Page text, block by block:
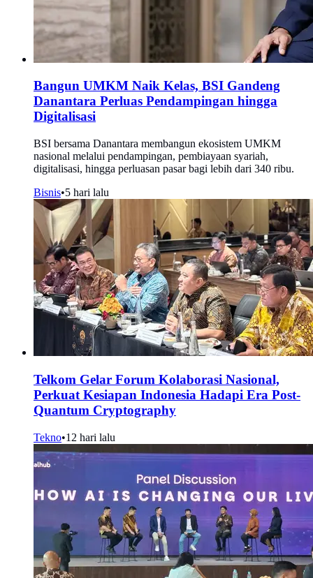
Bangun UMKM Naik Kelas, BSI Gandeng
Danantara Perluas Pendampingan hingga
Digitalisasi
BSI bersama Danantara membangun ekosistem UMKM
nasional melalui pendampingan, pembiayaan syariah,
digitalisasi, hingga perluasan pasar bagi lebih dari 340 ribu.
Bisnis•5 hari lalu
Telkom Gelar Forum Kolaborasi Nasional,
Perkuat Kesiapan Indonesia Hadapi Era Post-
Quantum Cryptography
Tekno•12 hari lalu